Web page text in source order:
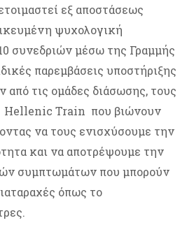
εξ αποστάσεως
ψυχολογική
συνεδριών μέσω της Γραμμής
παρεμβάσεις υποστήριξης
τις ομάδες διάσωσης, τους
Hellenic Train που βιώνουν
να τους ενισχύσουμε την
και να αποτρέψουμε την
συμπτωμάτων που μπορούν
όπως το